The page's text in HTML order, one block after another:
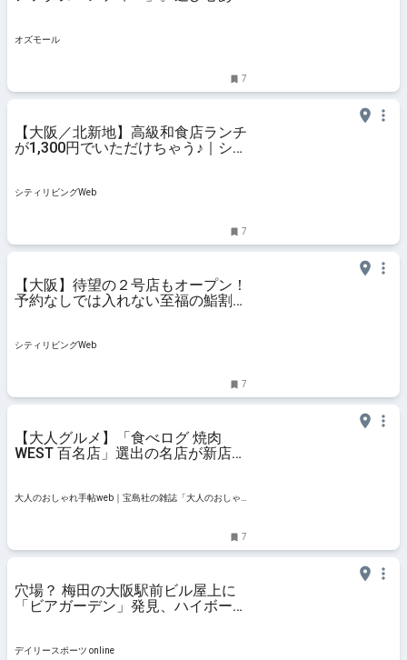
オズモール
7
【大阪／北新地】高級和食店ランチ
が1,300円でいただけちゃう♪｜シテ
シティリビングWeb
7
【大阪】待望の２号店もオープン！
予約なしでは入れない至福の鮨割
シティリビングWeb
7
【大人グルメ】「食べログ 焼肉
WEST 百名店」選出の名店が新店舗
おいしい社会科見学 vol.9】 | 【公
大人のおしゃれ手帖web｜宝島社の雑誌「大人のおしゃ
7
穴場？ 梅田の大阪駅前ビル屋上に
「ビアガーデン」発見、ハイボール
デイリースポーツ online